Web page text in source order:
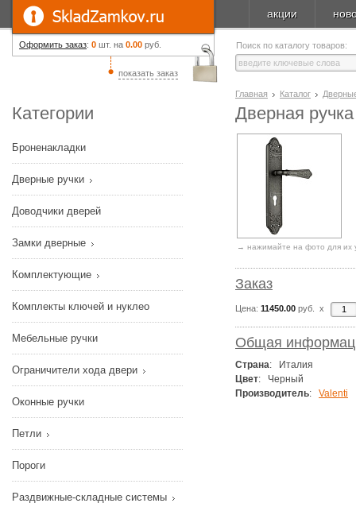
Оформить заказ: 0 шт. на 0.00 руб.
показать заказ
акции
Поиск по каталогу товаров:
Категории
Броненакладки
Дверные ручки
Доводчики дверей
Замки дверные
Комплектующие
Комплекты ключей и нуклео
Мебельные ручки
Ограничители хода двери
Оконные ручки
Петли
Пороги
Раздвижные-складные системы
Главная Каталог
Дверная
→ нажимайте на фото для их
Заказ
Цена: 11450.00 руб. x
Общая
Страна: Италия
Цвет: Черный
Производитель: Valenti